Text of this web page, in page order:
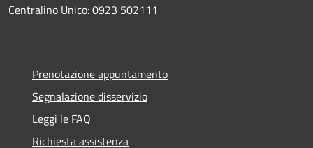
Centralino Unico: 0923 502111
Prenotazione appuntamento
Segnalazione disservizio
Leggi le FAQ
Richiesta assistenza